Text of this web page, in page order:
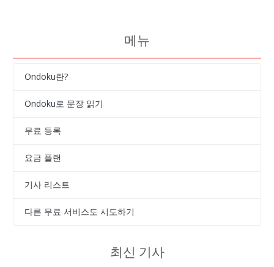
메뉴
Ondoku란?
Ondoku로 문장 읽기
무료 등록
요금 플랜
기사 리스트
다른 무료 서비스도 시도하기
최신 기사